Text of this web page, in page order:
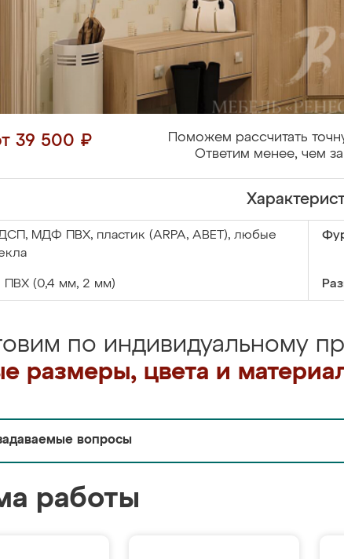
39 500 ₽
Поможем рассчитать
Ответим менее, чем
МДФ ПВХ, пластик (ARPA, ABET), любые
ПВХ (0,4 мм, 2 мм)
по индивидуальному
размеры, цвета и
вопросы
работы